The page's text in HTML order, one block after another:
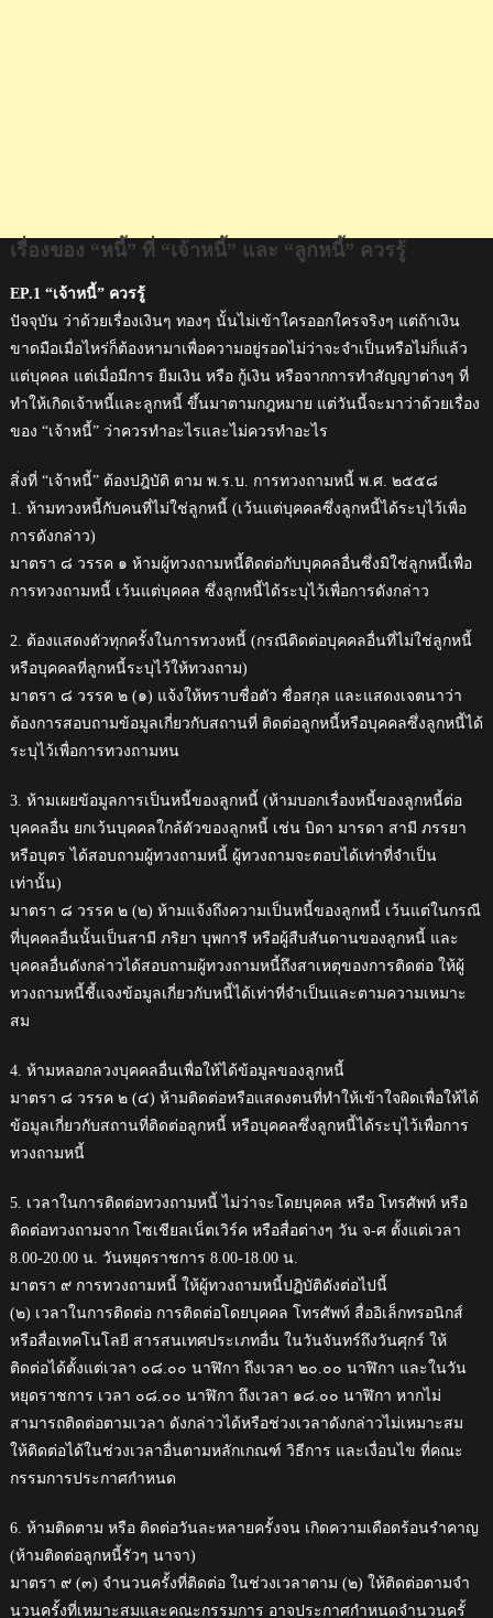
เรื่องของ “หนี้” ที่ “เจ้าหนี้” และ “ลูกหนี้” ควรรู้
EP.1 “เจ้าหนี้” ควรรู้
ปัจจุบัน ว่าด้วยเรื่องเงินๆ ทองๆ นั้นไม่เข้าใครออกใครจริงๆ แต่ถ้าเงิน
ขาดมือเมื่อไหร่ก็ต้องหามาเพื่อความอยู่รอดไม่ว่าจะจำเป็นหรือไม่ก็แล้ว
แต่บุคคล แต่เมื่อมีการ ยืมเงิน หรือ กู้เงิน หรือจากการทำสัญญาต่างๆ ที่
ทำให้เกิดเจ้าหนี้และลูกหนี้ ขึ้นมาตามกฎหมาย แต่วันนี้จะมาว่าด้วยเรื่อง
ของ “เจ้าหนี้” ว่าควรทำอะไรและไม่ควรทำอะไร
สิ่งที่ “เจ้าหนี้” ต้องปฎิบัติ ตาม พ.ร.บ. การทวงถามหนี้ พ.ศ. ๒๕๕๘
1. ห้ามทวงหนี้กับคนที่ไม่ใช่ลูกหนี้ (เว้นแต่บุคคลซึ่งลูกหนี้ได้ระบุไว้เพื่อ
การดังกล่าว)
มาตรา ๘ วรรค ๑ ห้ามผู้ทวงถามหนี้ติดต่อกับบุคคลอื่นซึ่งมิใช่ลูกหนี้เพื่อ
การทวงถามหนี้ เว้นแต่บุคคล ซึ่งลูกหนี้ได้ระบุไว้เพื่อการดังกล่าว
2. ต้องแสดงตัวทุกครั้งในการทวงหนี้ (กรณีติดต่อบุคคลอื่นที่ไม่ใช่ลูกหนี้
หรือบุคคลที่ลูกหนี้ระบุไว้ให้ทวงถาม)
มาตรา ๘ วรรค ๒ (๑) แจ้งให้ทราบชื่อตัว ชื่อสกุล และแสดงเจตนาว่า
ต้องการสอบถามข้อมูลเกี่ยวกับสถานที่ ติดต่อลูกหนี้หรือบุคคลซึ่งลูกหนี้ได้
ระบุไว้เพื่อการทวงถามหน
3. ห้ามเผยข้อมูลการเป็นหนี้ของลูกหนี้ (ห้ามบอกเรื่องหนี้ของลูกหนี้ต่อ
บุคคลอื่น ยกเว้นบุคคลใกล้ตัวของลูกหนี้ เช่น บิดา มารดา สามี ภรรยา
หรือบุตร ได้สอบถามผู้ทวงถามหนี้ ผู้ทวงถามจะตอบได้เท่าที่จำเป็น
เท่านั้น)
มาตรา ๘ วรรค ๒ (๒) ห้ามแจ้งถึงความเป็นหนี้ของลูกหนี้ เว้นแต่ในกรณี
ที่บุคคลอื่นนั้นเป็นสามี ภริยา บุพการี หรือผู้สืบสันดานของลูกหนี้ และ
บุคคลอื่นดังกล่าวได้สอบถามผู้ทวงถามหนี้ถึงสาเหตุของการติดต่อ ให้ผู้
ทวงถามหนี้ชี้แจงข้อมูลเกี่ยวกับหนี้ได้เท่าที่จําเป็นและตามความเหมาะ
สม
4. ห้ามหลอกลวงบุคคลอื่นเพื่อให้ได้ข้อมูลของลูกหนี้
มาตรา ๘ วรรค ๒ (๔) ห้ามติดต่อหรือแสดงตนที่ทําให้เข้าใจผิดเพื่อให้ได้
ข้อมูลเกี่ยวกับสถานที่ติดต่อลูกหนี้ หรือบุคคลซึ่งลูกหนี้ได้ระบุไว้เพื่อการ
ทวงถามหนี้
5. เวลาในการติดต่อทวงถามหนี้ ไม่ว่าจะโดยบุคคล หรือ โทรศัพท์ หรือ
ติดต่อทวงถามจาก โซเชียลเน็ตเวิร์ค หรือสื่อต่างๆ วัน จ-ศ ตั้งแต่เวลา
8.00-20.00 น. วันหยุดราชการ 8.00-18.00 น.
มาตรา ๙ การทวงถามหนี้ ให้ผู้ทวงถามหนี้ปฏิบัติดังต่อไปนี้
(๒) เวลาในการติดต่อ การติดต่อโดยบุคคล โทรศัพท์ สื่ออิเล็กทรอนิกส์
หรือสื่อเทคโนโลยี สารสนเทศประเภทอื่น ในวันจันทร์ถึงวันศุกร์ ให้
ติดต่อได้ตั้งแต่เวลา ๐๘.๐๐ นาฬิกา ถึงเวลา ๒๐.๐๐ นาฬิกา และในวัน
หยุดราชการ เวลา ๐๘.๐๐ นาฬิกา ถึงเวลา ๑๘.๐๐ นาฬิกา หากไม่
สามารถติดต่อตามเวลา ดังกล่าวได้หรือช่วงเวลาดังกล่าวไม่เหมาะสม
ให้ติดต่อได้ในช่วงเวลาอื่นตามหลักเกณฑ์ วิธีการ และเงื่อนไข ที่คณะ
กรรมการประกาศกําหนด
6. ห้ามติดตาม หรือ ติดต่อวันละหลายครั้งจน เกิดความเดือดร้อนรำคาญ
(ห้ามติดต่อลูกหนี้รัวๆ นาจา)
มาตรา ๙ (๓) จํานวนครั้งที่ติดต่อ ในช่วงเวลาตาม (๒) ให้ติดต่อตามจํา
นวนครั้งที่เหมาะสมและคณะกรรมการ อาจประกาศกําหนดจํานวนครั้